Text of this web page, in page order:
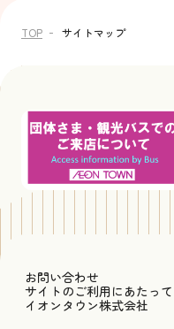
TOP サイトマップ
お問い合わせ
サイトのご利用にあたって
イオンタウン株式会社